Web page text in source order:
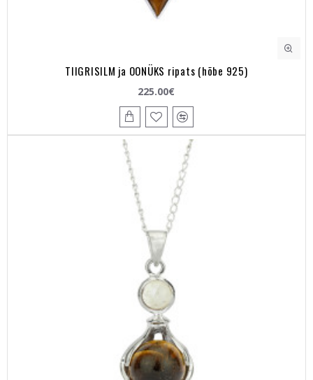
TIIGRISILM ja OONÜKS ripats (hõbe 925)
225.00€